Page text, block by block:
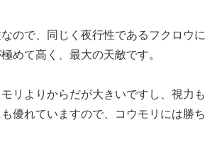
ので、同じく夜行性であるフクロウに
めて高く、最大の天敵です。
リよりからだが大きいですし、視力も
優れていますので、コウモリには勝ち